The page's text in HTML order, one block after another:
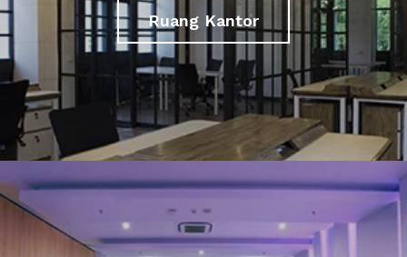
Ruang Kantor